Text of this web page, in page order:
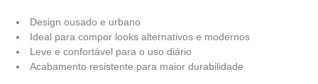
Design ousado e urbano
Ideal para compor looks alternativos e modernos
Leve e confortável para o uso diário
Acabamento resistente para maior durabilidade